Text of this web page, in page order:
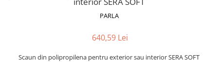
PARLA
640,59 Lei
Scaun din polipropilena pentru exterior sau interior SERA SOFT